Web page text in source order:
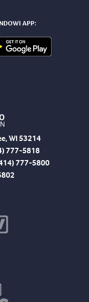
APP:
WI 53214
777-5818
777-5800